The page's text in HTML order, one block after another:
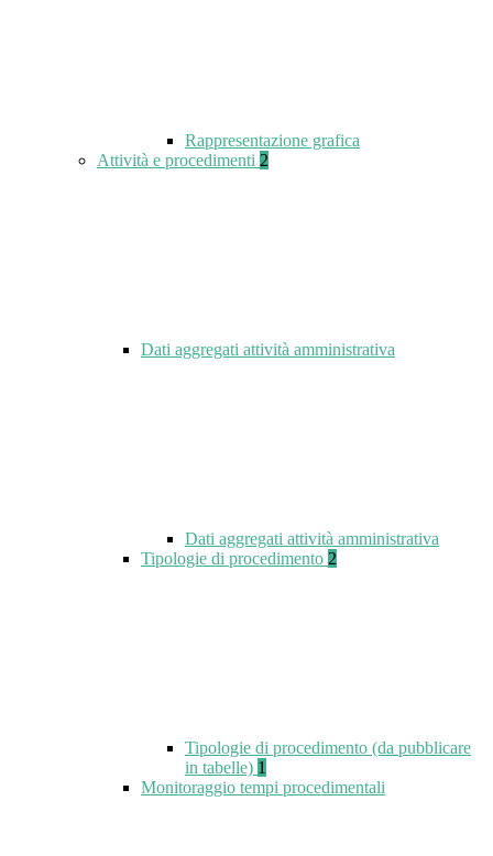
Rappresentazione grafica
Attività e procedimenti 2
Dati aggregati attività amministrativa
Dati aggregati attività amministrativa
Tipologie di procedimento 2
Tipologie di procedimento (da pubblicare
in tabelle) 1
Monitoraggio tempi procedimentali